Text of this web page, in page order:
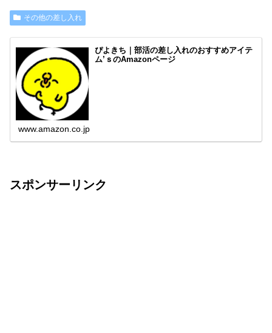
その他の差し入れ
ぴよきち｜部活の差し入れのおすすめアイテ
ム’ｓのAmazonページ
www.amazon.co.jp
スポンサーリンク